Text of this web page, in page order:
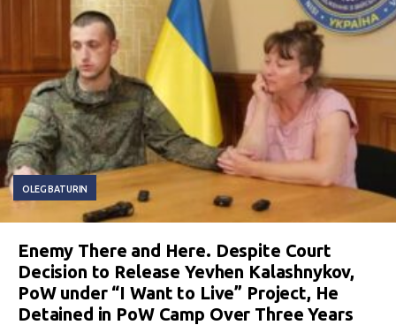
OLEG BATURIN
Enemy There and Here. Despite Court
Decision to Release Yevhen Kalashnykov,
PoW under “I Want to Live” Project, He
Detained in PoW Camp Over Three Years